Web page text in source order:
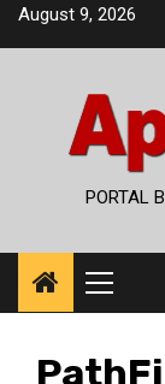
SkipAugust 9, 2026
PORTAL
Menu